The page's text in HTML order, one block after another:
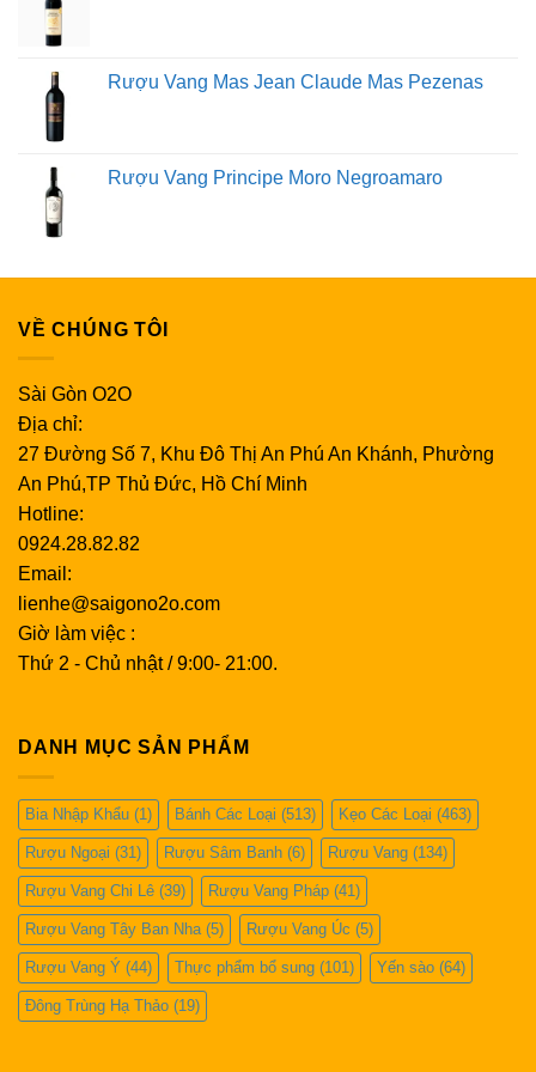
Rượu vang hồng
Giống nhau về vang đỏ và vang trắng, nhưng có vang
hồng theo thiết kế.
Cremant de Limoux được cho là lâu đời hơn Champagne;
và một giá trị siêu lớn .
Từ rượu vang ngọt trắng của Muscat đến Maury , một loại
rượu vang đỏ tăng cường làm từ Grenache có tuổi thọ lên
đến 100 năm.
Các khu vực rượu vang chính ở Languedoc
Roussillon
Trong những năm 1970, Languedoc Roussillon đã phạm
tội sản xuất quá nhiều rượu bình rẻ tiền. Những vườn nho
cũ ở Grenache bị phá bỏ và được thay thế bằng những
giống nho năng suất cao như Carignan. Kể từ đó,
Languedoc Roussillon đã dần phục hồi vị thế là một nhà
LỜI KHUYÊN DÙNG
phụ trong Languedoc khi mua rượu vang. Hầu hết các loại
rượu đều được dán nhãn Coteaux du Languedoc & Vin de
Pays
St. Chinian Nằm ở giữa Languedoc Roussillon. Rất nhiều
loại rượu vang sẵn có của Saint Chinian sử dụng các loại
nhẹ hơn như Carignan, Grenache và Cinsault.
Rượu Vang Mas Jean Claude Mas Pezenas
Rượu Vang Principe Moro Negroamaro
VỀ CHÚNG TÔI
Sài Gòn O2O
Địa chỉ:
27 Đường Số 7, Khu Đô Thị An Phú An Khánh, Phường
An Phú,TP Thủ Đức, Hồ Chí Minh
Hotline:
0924.28.82.82
Email:
lienhe@saigono2o.com
Giờ làm việc :
Thứ 2 - Chủ nhật / 9:00- 21:00.
DANH MỤC SẢN PHẨM
Bia Nhập Khẩu (1) Bánh Các Loại (513) Kẹo Các Loại (463)
Rượu Ngoại (31) Rượu Sâm Banh (6) Rượu Vang (134)
Rượu Vang Chi Lê (39) Rượu Vang Pháp (41)
Rượu Vang Tây Ban Nha (5) Rượu Vang Úc (5)
Rượu Vang Ý (44) Thực phẩm bổ sung (101) Yến sào (64)
Đông Trùng Hạ Thảo (19)